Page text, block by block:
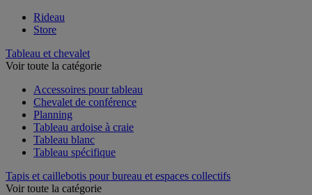
Rideau
Store
Tableau et chevalet
Voir toute la catégorie
Accessoires pour tableau
Chevalet de conférence
Planning
Tableau ardoise à craie
Tableau blanc
Tableau spécifique
Tapis et caillebotis pour bureau et espaces collectifs
Voir toute la catégorie